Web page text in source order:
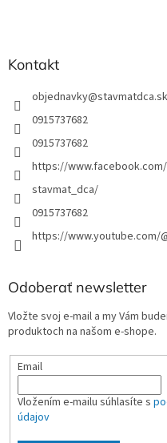
Kontakt
objednavky@stavmatdca.sk
0915737682
0915737682
https://www.facebook.com/
stavmat_dca/
0915737682
https://www.youtube.com/
Odoberať newsletter
Vložte svoj e-mail a my Vám
produktoch na našom e-shope.
Email
Vložením e-mailu súhlasíte s
údajov